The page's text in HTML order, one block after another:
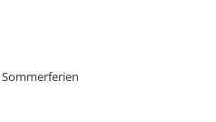
Sommerferien